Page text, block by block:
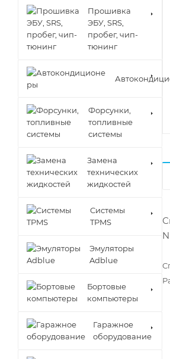
Прошивка
ЭБУ, SRS,
пробег, чип-
тюнинг
Форсунки,
топливные
системы
Замена
технических
жидкостей
Cистемы
TPMS
Эмуляторы
Adblue
Бортовые
компьютеры
Гаражное
оборудование